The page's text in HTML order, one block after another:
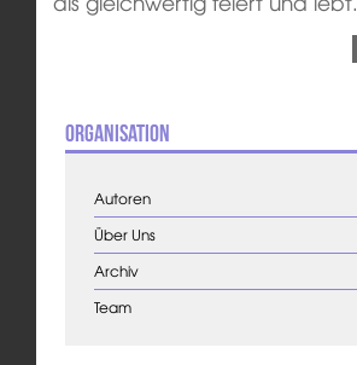
Organisation
Autoren
Über Uns
Archiv
Team